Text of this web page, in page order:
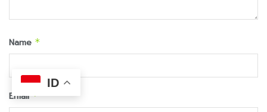
Name *
Email*
ID